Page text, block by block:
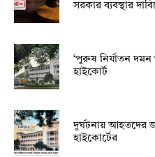
সরকার ব্যবস্থার
‘পুরুষ নির্যাতন
হাইকোর্ট
দুর্ঘটনায় আহতদের
হাইকোর্টের